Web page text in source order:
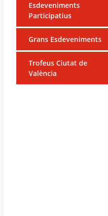
Esdeveniments
Participatius
Grans Esdeveniments
Trofeus Ciutat de
València